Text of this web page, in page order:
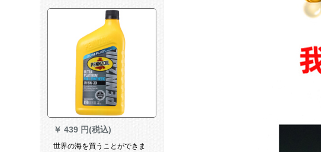
￥ 439 円(税込)
世界の海を買うことができま